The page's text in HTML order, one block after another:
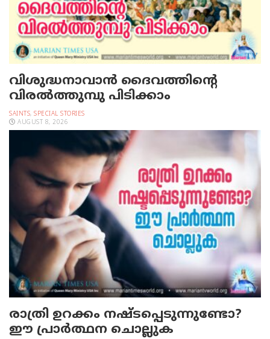
വിശുദ്ധനാവാന്‍ ദൈവത്തിന്റെ
വിരല്‍ത്തുമ്പു പിടിക്കാം
SAINTS, SPECIAL STORIES
AUGUST 8, 2026
രാത്രി ഉറക്കം നഷ്ടപ്പെടുന്നുണ്ടോ?
ഈ പ്രാര്‍ത്ഥന ചൊല്ലുക